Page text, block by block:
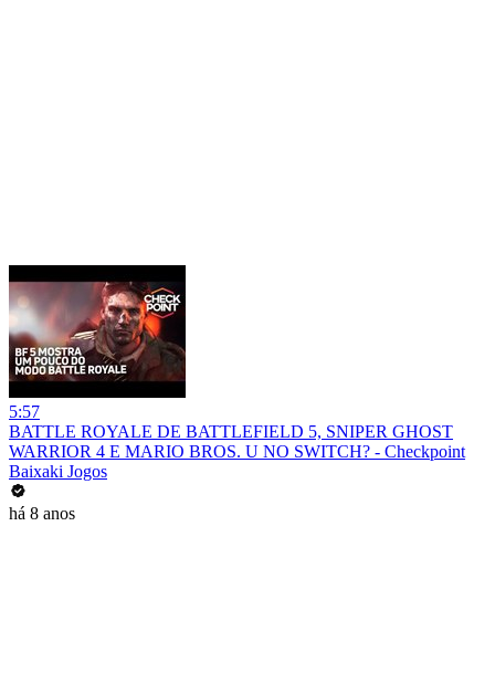
5:57
BATTLE ROYALE DE BATTLEFIELD 5, SNIPER GHOST
WARRIOR 4 E MARIO BROS. U NO SWITCH? - Checkpoint
Baixaki Jogos
há 8 anos